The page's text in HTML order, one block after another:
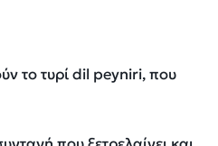
το τυρί dil peyniri, που